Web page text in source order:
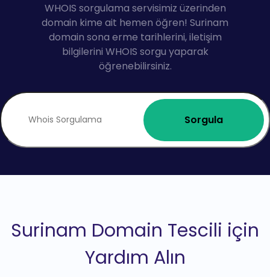
WHOIS sorgulama servisimiz üzerinden
domain kime ait hemen öğren! Surinam
domain sona erme tarihlerini, iletişim
bilgilerini WHOIS sorgu yaparak
öğrenebilirsiniz.
Sorgula
Surinam Domain Tescili için
Yardım Alın